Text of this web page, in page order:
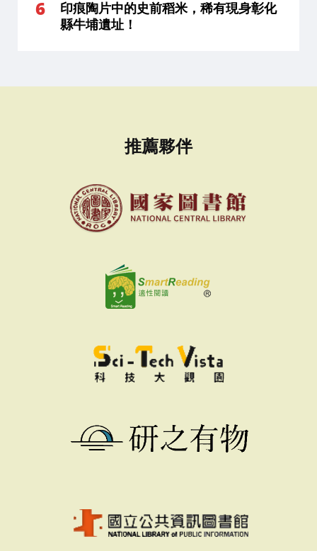
印痕陶片中的史前稻米，稀有現身彰化
縣牛埔遺址！
推薦夥伴